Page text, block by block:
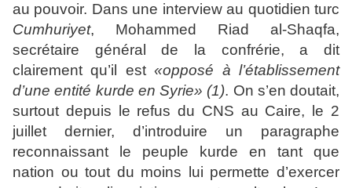
au pouvoir. Dans une interview au quotidien turc
Cumhuriyet, Mohammed Riad al-Shaqfa,
secrétaire général de la confrérie, a dit
clairement qu’il est«opposé à l’établissement
d’une entité kurde en Syrie» (1). On s’en doutait,
surtout depuis le refus du CNS au Caire, le 2
juillet dernier, d’introduire un paragraphe
reconnaissant le peuple kurde en tant que
nation ou tout du moins lui permette d’exercer